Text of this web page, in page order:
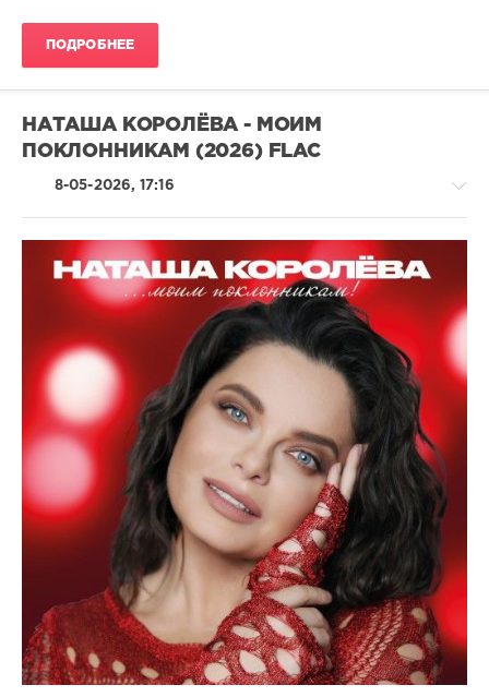
ПОДРОБНЕЕ
НАТАША КОРОЛЁВА - МОИМ
ПОКЛОННИКАМ (2026) FLAC
8-05-2026, 17:16
Dance
/
Disco
ivashka